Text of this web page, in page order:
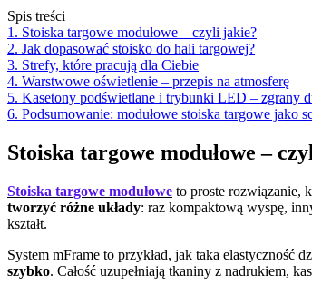
Spis treści
1. Stoiska targowe modułowe – czyli jakie?
2. Jak dopasować stoisko do hali targowej?
3. Strefy, które pracują dla Ciebie
4. Warstwowe oświetlenie – przepis na atmosferę
5. Kasetony podświetlane i trybunki LED – zgrany
6. Podsumowanie: modułowe stoiska targowe jako
Stoiska targowe modułowe –
Stoiska targowe modułowe to proste rozwiązanie,
tworzyć różne układy: raz kompaktową wyspę,
kształt.
System mFrame to przykład, jak taka elastyczność
szybko. Całość uzupełniają tkaniny z nadrukiem,